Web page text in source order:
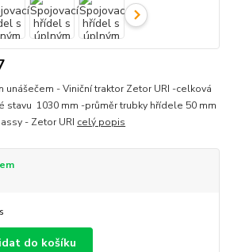
- Viniční traktor Zetor URI -celková
stavu 1030 mm -průměr trubky hřídele 50 mm
- Zetor URI celý popis
do košíku